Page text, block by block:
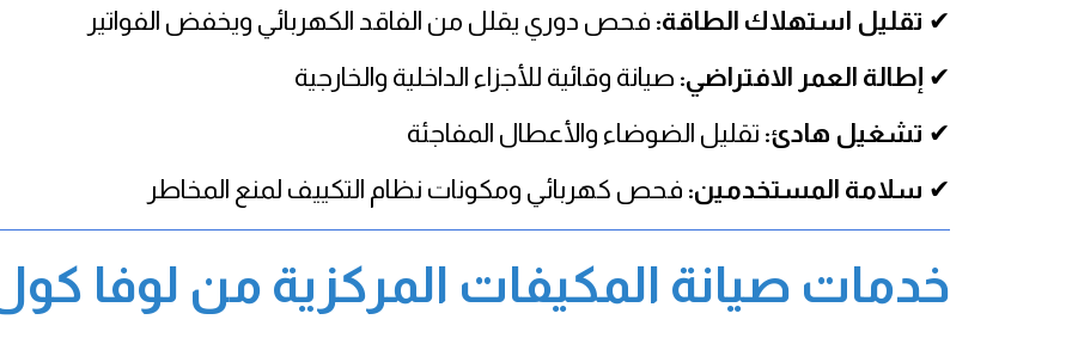
✔ تقليل استهلاك الطاقة: فحص دوري يقلل من الفاقد الكهربائي ويخفض الفواتير
✔ إطالة العمر الافتراضي: صيانة وقائية للأجزاء الداخلية والخارجية
✔ تشغيل هادئ: تقليل الضوضاء والأعطال المفاجئة
✔ سلامة المستخدمين: فحص كهربائي ومكونات نظام التكييف لمنع المخاطر
خدمات صيانة المكيفات المركزية من لوفا